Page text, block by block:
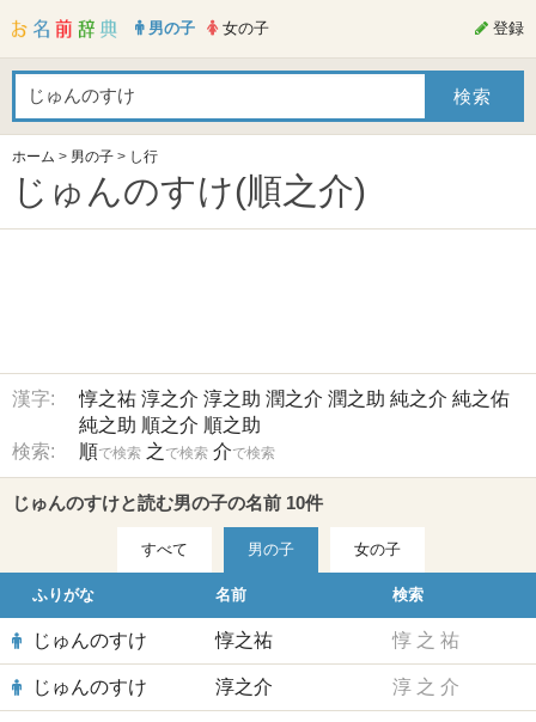
男の子 女の子 登録
ホーム > 男の子 > し行
じゅんのすけ(順之介)
漢字: 惇之祐 淳之介 淳之助 潤之介 潤之助 純之介 純之佑
純之助 順之介 順之助
検索:
順で検索 之 で検索 介で検索
じゅんのすけと読む男の子の名前 10件
すべて 男の子 女の子
ふりがな 名前 検索
じゅんのすけ 惇之祐 惇 之 祐
じゅんのすけ 淳之介 淳 之 介